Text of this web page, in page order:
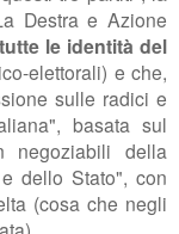
Destra e Azione
le identità del
elettorali) e che,
sulle radici e
basata sul
negoziabili della
dello Stato", con
(cosa che negli